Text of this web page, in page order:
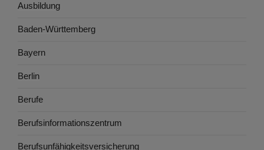
Ausbildung
Baden-Württemberg
Bayern
Berlin
Berufe
Berufsinformationszentrum
Berufsunfähigkeitsversicherung